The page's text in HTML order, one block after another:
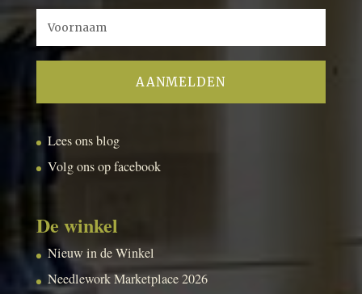
Lees ons blog
Volg ons op facebook
De winkel
Nieuw in de Winkel
Needlework Marketplace 2026